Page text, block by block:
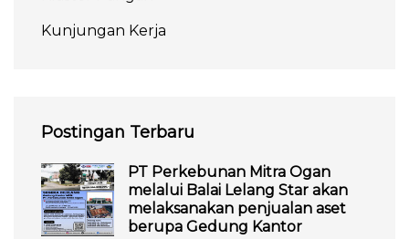
Kunjungan Kerja
Postingan Terbaru
PT Perkebunan Mitra Ogan
melalui Balai Lelang Star akan
melaksanakan penjualan aset
berupa Gedung Kantor